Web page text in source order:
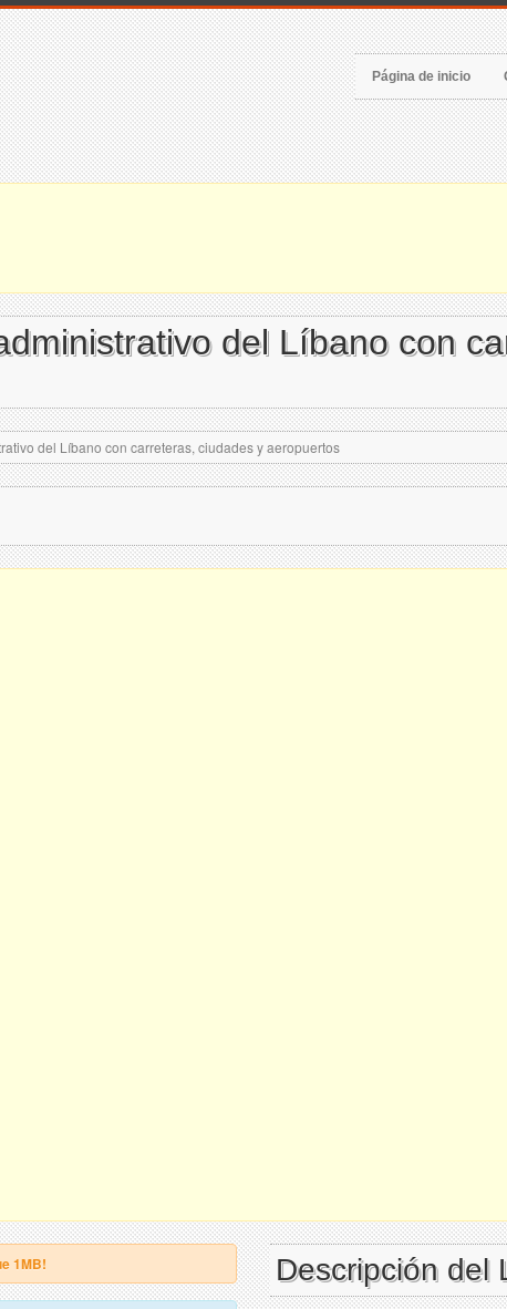
Página de inicio
del Líbano con
del Líbano con carreteras, ciudades y aeropuertos
1MB! Descripción del